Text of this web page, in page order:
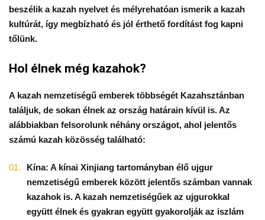
beszélik a kazah nyelvet és mélyrehatóan ismerik a kazah
kultúrát, így megbízható és jól érthető fordítást fog kapni
tőlünk.
Hol élnek még kazahok?
A kazah nemzetiségű emberek többségét Kazahsztánban
találjuk, de sokan élnek az ország határain kívül is. Az
alábbiakban felsorolunk néhány országot, ahol jelentős
számú kazah közösség található:
Kína: A kínai Xinjiang tartományban élő ujgur
nemzetiségű emberek között jelentős számban vannak
kazahok is. A kazah nemzetiségűek az ujgurokkal
együtt élnek és gyakran együtt gyakorolják az iszlám